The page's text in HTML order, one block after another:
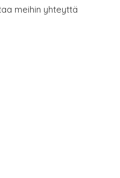
meihin yhteyttä